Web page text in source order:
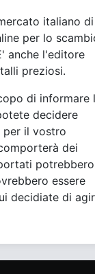
italiano di
per lo
anche l'editore
preziosi.
di informare
decidere
per il vostro
dei
potrebbero
essere
decidiate di